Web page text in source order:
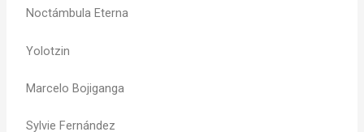
Noctámbula Eterna
Yolotzin
Marcelo Bojiganga
Sylvie Fernández